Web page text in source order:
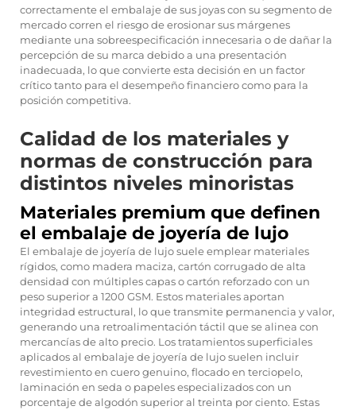
correctamente el embalaje de sus joyas con su segmento de
mercado corren el riesgo de erosionar sus márgenes
mediante una sobreespecificación innecesaria o de dañar la
percepción de su marca debido a una presentación
inadecuada, lo que convierte esta decisión en un factor
crítico tanto para el desempeño financiero como para la
posición competitiva.
Calidad de los materiales y
normas de construcción para
distintos niveles minoristas
Materiales premium que definen
el embalaje de joyería de lujo
El embalaje de joyería de lujo suele emplear materiales
rígidos, como madera maciza, cartón corrugado de alta
densidad con múltiples capas o cartón reforzado con un
peso superior a 1200 GSM. Estos materiales aportan
integridad estructural, lo que transmite permanencia y valor,
generando una retroalimentación táctil que se alinea con
mercancías de alto precio. Los tratamientos superficiales
aplicados al embalaje de joyería de lujo suelen incluir
revestimiento en cuero genuino, flocado en terciopelo,
laminación en seda o papeles especializados con un
porcentaje de algodón superior al treinta por ciento. Estas